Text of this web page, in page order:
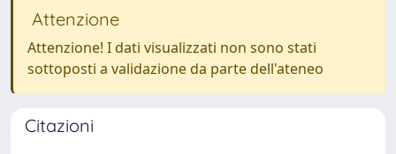
Attenzione
Attenzione! I dati visualizzati non sono stati
sottoposti a validazione da parte dell'ateneo
Citazioni